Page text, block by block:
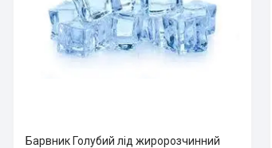
Барвник Голубий лід жиророзчинний